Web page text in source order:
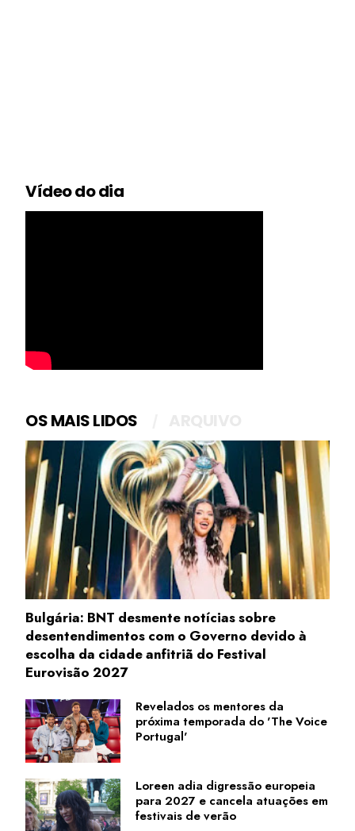
Vídeo do dia
OS MAIS LIDOS
Bulgária: BNT desmente notícias sobre
desentendimentos com o Governo devido à
escolha da cidade anfitriã do Festival
Eurovisão 2027
Revelados os mentores da
próxima temporada do 'The Voice
Portugal'
Loreen adia digressão europeia
para 2027 e cancela atuações em
festivais de verão